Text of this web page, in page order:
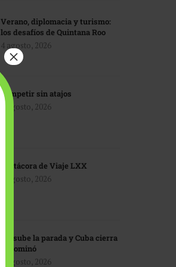
Verano, diplomacia y turismo:
los desafíos de Quintana Roo
4 agosto, 2026
Competir sin atajos
4 agosto, 2026
Bitácora de Viaje LXX
3 agosto, 2026
EU sube la parada y Cuba cierra
el dominó
3 agosto, 2026
×